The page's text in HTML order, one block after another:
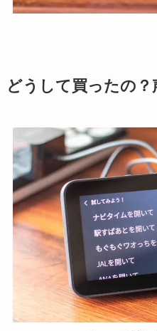
どうして買ったの